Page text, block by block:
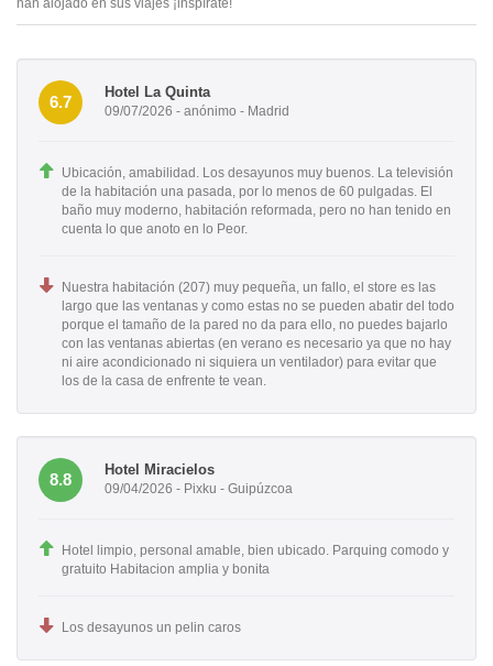
6.7
Hotel La Quinta
09/07/2026 - anónimo - Madrid
Ubicación, amabilidad. Los desayunos muy buenos. La televisión
de la habitación una pasada, por lo menos de 60 pulgadas. El
baño muy moderno, habitación reformada, pero no han tenido en
cuenta lo que anoto en lo Peor.
Nuestra habitación (207) muy pequeña, un fallo, el store es las
largo que las ventanas y como estas no se pueden abatir del todo
porque el tamaño de la pared no da para ello, no puedes bajarlo
con las ventanas abiertas (en verano es necesario ya que no hay
ni aire acondicionado ni siquiera un ventilador) para evitar que
los de la casa de enfrente te vean.
8.8
Hotel Miracielos
09/04/2026 - Pixku - Guipúzcoa
Hotel limpio, personal amable, bien ubicado. Parquing comodo y
gratuito Habitacion amplia y bonita
Los desayunos un pelin caros